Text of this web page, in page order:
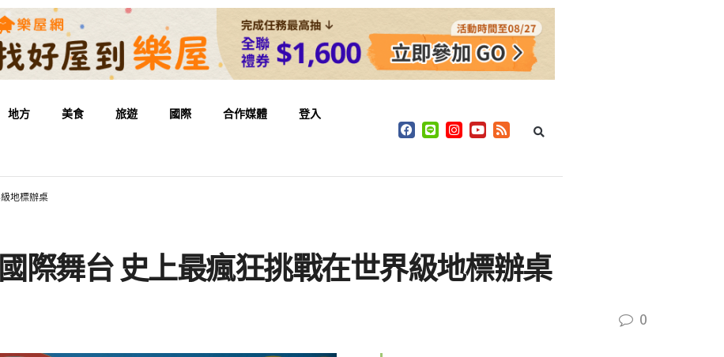
地方 美食 旅遊 國際 合作媒體 登入
地標辦桌
際舞台 史上最瘋狂挑戰在世界級地標辦桌
0